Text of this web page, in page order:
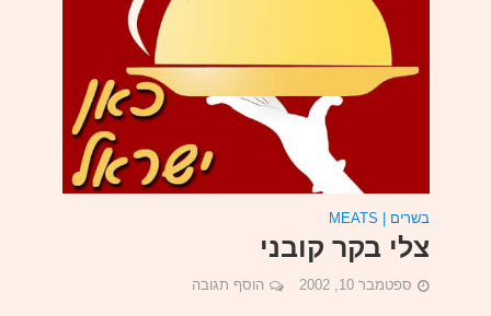
בשרים | MEATS
צלי בקר קובני
ספטמבר 10, 2002 הוסף תגובה